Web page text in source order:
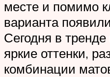
месте и помимо
варианта
Сегодня в
яркие оттенки,
комбинации